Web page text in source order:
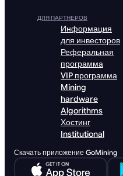
ДЛЯ ПАРТНЕРОВ
Информация
для инвесторов
Реферальная
программа
VIP программа
Mining
hardware
Algorithms
Хостинг
Institutional
Скачать приложение GoMining